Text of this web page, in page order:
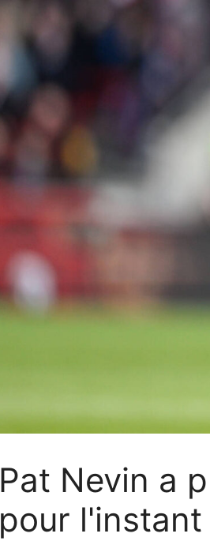
Pat Nevin a
pour l'instant